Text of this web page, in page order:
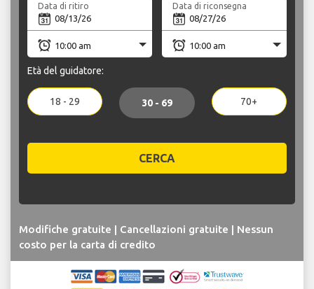
Data di ritiro Data di riconsegna
Età del guidatore:
18 - 29 30 - 69 70+
CERCA
Modifiche gratuite | Cancellazioni gratuite | Nessun
costo per la carta di credito